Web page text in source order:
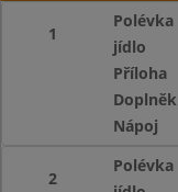
1
Polévka
jídlo
Příloha
Doplněk
Nápoj
2
Polévka